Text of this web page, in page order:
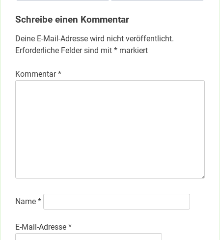
Schreibe einen Kommentar
Deine E-Mail-Adresse wird nicht veröffentlicht.
Erforderliche Felder sind mit * markiert
Kommentar*
Name *
E-Mail-Adresse *